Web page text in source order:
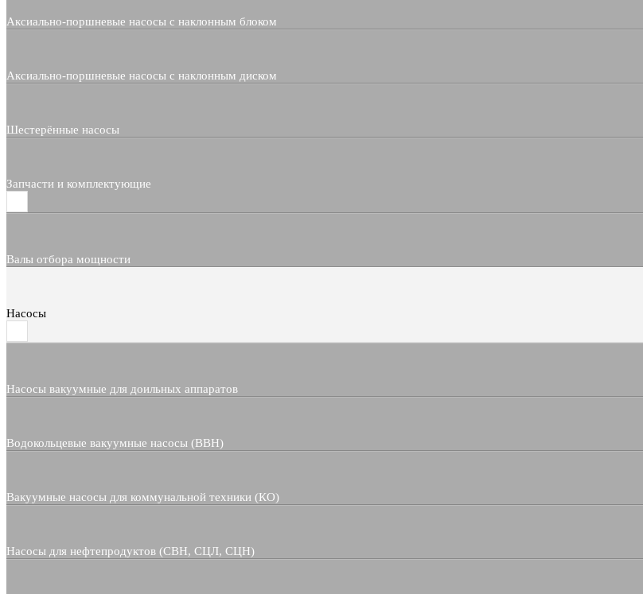
Аксиально-поршневые насосы с наклонным блоком
Аксиально-поршневые насосы с наклонным диском
Шестерённые насосы
Запчасти и комплектующие
Валы отбора мощности
Насосы
Насосы вакуумные для доильных аппаратов
Водокольцевые вакуумные насосы (ВВН)
Вакуумные насосы для коммунальной техники (КО)
Насосы для нефтепродуктов (СВН, СЦЛ, СЦН)